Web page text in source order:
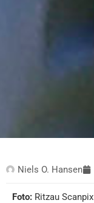
Niels O. Hansen
Foto: Ritzau Scanpix